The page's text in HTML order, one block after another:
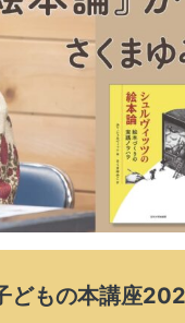
どもの本講座